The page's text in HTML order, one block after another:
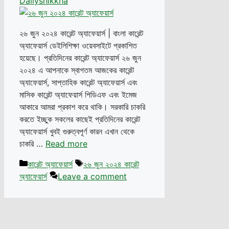
২৬ জুন ২০২৪ কারেন্ট অ্যাফেয়ার্স | বাংলা কারেন্ট
অ্যাফেয়ার্স ডেইলিশিক্ষা ওয়েবসাইটে প্রকাশিত
হয়েছে। প্রতিদিনের কারেন্ট অ্যাফেয়ার্স ২৬ জুন
২০২৪ এ আপনাকে স্বাগতম আজকের কারেন্ট
অ্যাফেয়ার্স, সাপ্তাহিক কারেন্ট অ্যাফেয়ার্স এবং
মাসিক কারেন্ট অ্যাফেয়ার্স পিডিএফ এবং ইমেজ
আকারে আমরা প্রকাশ করে থাকি। সরকারি চাকরি
করতে ইচ্ছুক সকলের কাছেই প্রতিদিনের কারেন্ট
অ্যাফেয়ার্স খুবই গুরুত্বপূর্ণ কারন এখান থেকে
চাকরি … Read more
Categories
কারেন্ট অ্যাফেয়ার্স Tags
২৬ জুন ২০২৪ কারেন্ট
অ্যাফেয়ার্স
Leave a comment